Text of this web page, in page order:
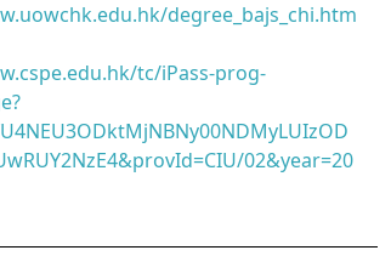
degree_bajs_chi.htm
tc/iPass-prog-
02&year=20